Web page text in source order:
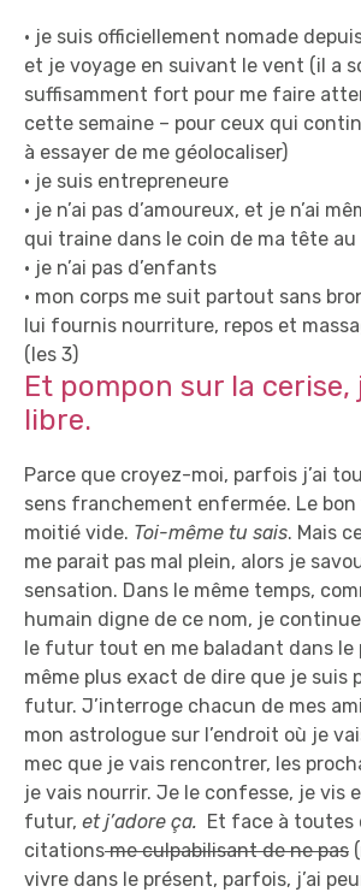
• je suis officiellement nomade
et je voyage en suivant le vent (il a
suffisamment fort pour me faire
cette semaine – pour ceux qui
à essayer de me géolocaliser)
• je suis entrepreneure
• je n’ai pas d’amoureux, et je n’ai
qui traine dans le coin de ma tête au
• je n’ai pas d’enfants
• mon corps me suit partout sans
lui fournis nourriture, repos et
(les 3)
Et pompon sur la cerise,
libre.
Parce que croyez-moi, parfois j’ai
sens franchement enfermée. Le bon
moitié vide. Toi-même tu sais. Mais
me parait pas mal plein, alors je
sensation. Dans le même temps,
humain digne de ce nom, je
le futur tout en me baladant dans le
même plus exact de dire que je suis
futur. J’interroge chacun de mes
mon astrologue sur l’endroit où je
mec que je vais rencontrer, les
je vais nourrir. Je le confesse, je vis
futur, et j’adore ça. Et face à toutes
citationsme culpabilisant de ne pas
vivre dans le présent, parfois, j’ai